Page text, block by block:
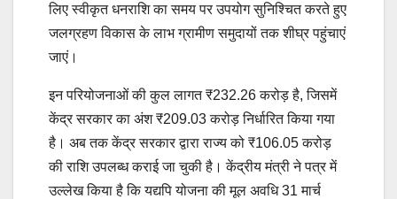
लिए स्वीकृत धनराशि का समय पर उपयोग सुनिश्चित करते हुए
जलग्रहण विकास के लाभ ग्रामीण समुदायों तक शीघ्र पहुंचाएं
जाएं।
इन परियोजनाओं की कुल लागत ₹232.26 करोड़ है, जिसमें
केंद्र सरकार का अंश ₹209.03 करोड़ निर्धारित किया गया
है। अब तक केंद्र सरकार द्वारा राज्य को ₹106.05 करोड़
की राशि उपलब्ध कराई जा चुकी है। केंद्रीय मंत्री ने पत्र में
उल्लेख किया है कि यद्यपि योजना की मूल अवधि 31 मार्च